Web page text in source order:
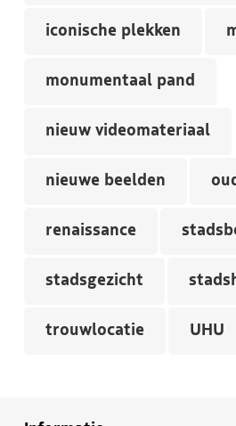
iconische plekken
monumentaal pand
nieuw videomateriaal
nieuwe beelden
renaissance
stadsgezicht
trouwlocatie UHU